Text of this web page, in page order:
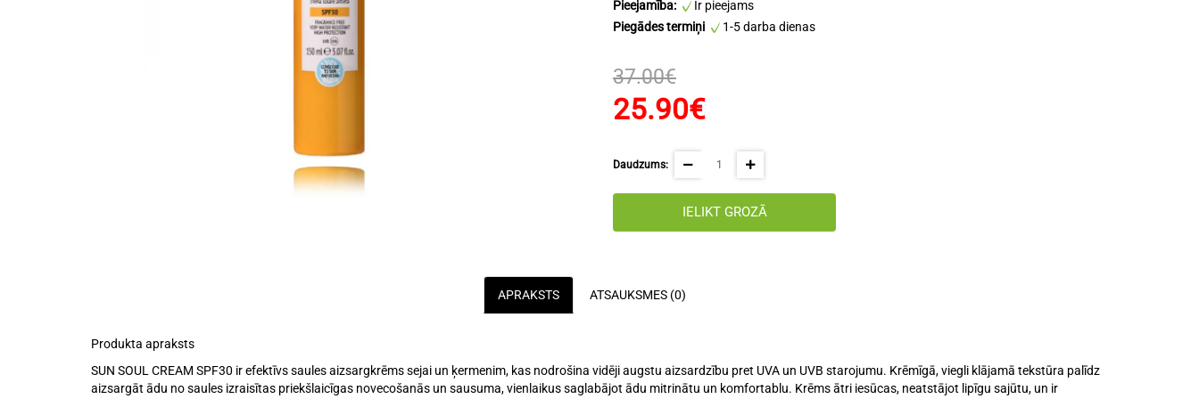
Pieejamība:
Ir pieejams
Piegādes termiņi
1-5 darba dienas
37.00€
25.90€
Daudzums:
IELIKT GROZĀ
APRAKSTS ATSAUKSMES (0)
Produkta apraksts
SUN SOUL CREAM SPF30 ir efektīvs saules aizsargkrēms sejai un ķermenim, kas nodrošina vidēji augstu aizsardzību pret UVA un UVB starojumu. Krēmīgā, viegli klājamā tekstūra palīdz
aizsargāt ādu no saules izraisītas priekšlaicīgas novecošanās un sausuma, vienlaikus saglabājot ādu mitrinātu un komfortablu. Krēms ātri iesūcas, neatstājot lipīgu sajūtu, un ir